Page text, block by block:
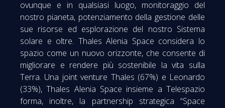
ovunque e in qualsiasi luogo, monitoraggio del
nostro pianeta, potenziamento della gestione delle
sue risorse ed esplorazione del nostro Sistema
solare e oltre. Thales Alenia Space considera lo
spazio come un nuovo orizzonte, che consente di
migliorare e rendere più sostenibile la vita sulla
Terra. Una joint venture Thales (67%) e Leonardo
(33%), Thales Alenia Space insieme a Telespazio
forma, inoltre, la partnership strategica “Space